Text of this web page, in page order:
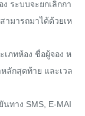
ระบบจะยกเลิกกา
ามารถมาได้ด้วยเห
เภทห้อง ชื่อผู้จอง ห
ลักสุดท้าย และเวล
ทาง SMS, E-MAI